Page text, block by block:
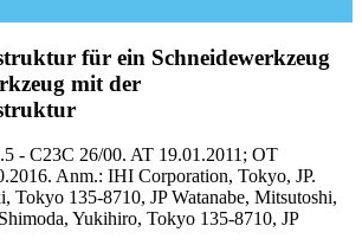
für ein Schneidewerkzeug
mit der
- C23C 26/00. AT 19.01.2011; OT
Anm.: IHI Corporation, Tokyo, JP.
Tokyo 135-8710, JP Watanabe, Mitsutoshi,
Yukihiro, Tokyo 135-8710, JP